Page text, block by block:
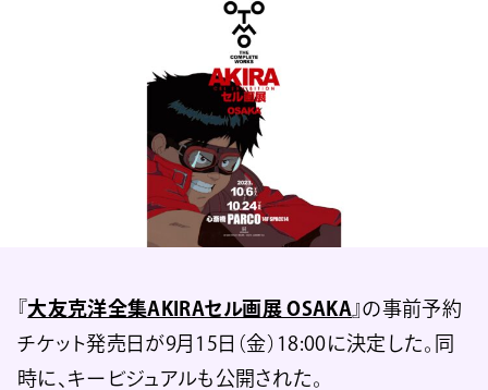
『大友克洋全集AKIRAセル画展 OSAKA 』の事前予約
チケット発売日が9月15日（金）18:00に決定した。同
時に、キービジュアルも公開された。